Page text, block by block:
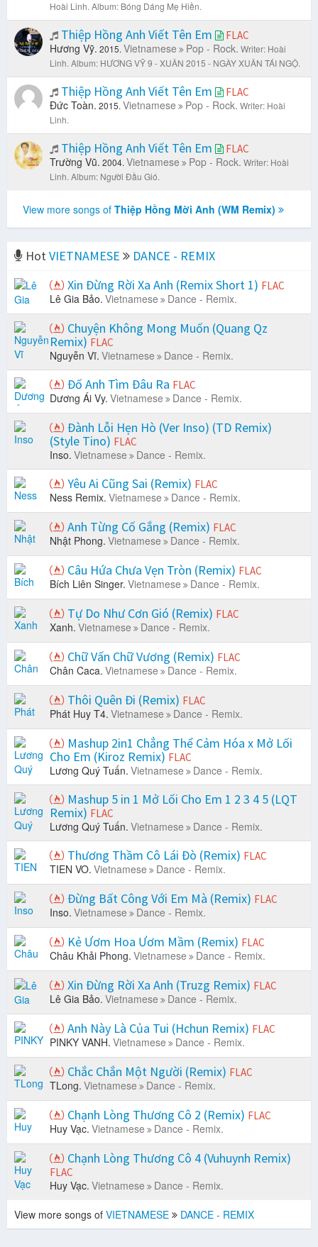
Hoài Linh. Album: Bóng Dáng Mẹ Hiền.
Thiệp Hồng Anh Viết Tên Em FLAC
Hương Vỹ. 2015. Vietnamese Pop - Rock. Writer: Hoài
Linh. Album: HƯƠNG VỸ 9 - XUÂN 2015 - NGÀY XUÂN TÁI NGỘ.
Thiệp Hồng Anh Viết Tên Em FLAC
Đức Toàn. 2015. Vietnamese Pop - Rock. Writer: Hoài
Linh.
Thiệp Hồng Anh Viết Tên Em FLAC
Trường Vũ. 2004. Vietnamese Pop - Rock. Writer: Hoài
Linh. Album: Người Đầu Gió.
View more songs of Thiệp Hồng Mời Anh (WM Remix)
HotVIETNAMESE
DANCE - REMIX
Xin Đừng Rời Xa Anh (Remix Short 1) FLAC
Lê Gia Bảo. Vietnamese Dance - Remix.
Chuyện Không Mong Muốn (Quang Qz
Remix) FLAC
Nguyễn Vĩ. Vietnamese Dance - Remix.
Đố Anh Tìm Đâu Ra FLAC
Dương Ái Vy. Vietnamese Dance - Remix.
Đành Lỗi Hẹn Hò (Ver Inso) (TD Remix)
(Style Tino) FLAC
Inso. Vietnamese Dance - Remix.
Yêu Ai Cũng Sai (Remix) FLAC
Ness Remix. Vietnamese Dance - Remix.
Anh Từng Cố Gắng (Remix) FLAC
Nhật Phong. Vietnamese Dance - Remix.
Câu Hứa Chưa Vẹn Tròn (Remix) FLAC
Bích Liên Singer. Vietnamese Dance - Remix.
Tự Do Như Cơn Gió (Remix) FLAC
Xanh. Vietnamese Dance - Remix.
Chữ Vấn Chữ Vương (Remix) FLAC
Chân Caca. Vietnamese Dance - Remix.
Thôi Quên Đi (Remix) FLAC
Phát Huy T4. Vietnamese Dance - Remix.
Mashup 2in1 Chẳng Thể Cảm Hóa x Mở Lối
Cho Em (Kiroz Remix) FLAC
Lương Quý Tuấn. Vietnamese Dance - Remix.
Mashup 5 in 1 Mở Lối Cho Em 1 2 3 4 5 (LQT
Remix) FLAC
Lương Quý Tuấn. Vietnamese Dance - Remix.
Thương Thầm Cô Lái Đò (Remix) FLAC
TIEN VO. Vietnamese Dance - Remix.
Đừng Bất Công Với Em Mà (Remix) FLAC
Inso. Vietnamese Dance - Remix.
Kẻ Ươm Hoa Ươm Mầm (Remix) FLAC
Châu Khải Phong. Vietnamese Dance - Remix.
Xin Đừng Rời Xa Anh (Truzg Remix) FLAC
Lê Gia Bảo. Vietnamese Dance - Remix.
Anh Này Là Của Tui (Hchun Remix) FLAC
PINKY VANH. Vietnamese Dance - Remix.
Chắc Chắn Một Người (Remix) FLAC
TLong. Vietnamese Dance - Remix.
Chạnh Lòng Thương Cô 2 (Remix) FLAC
Huy Vạc. Vietnamese Dance - Remix.
Chạnh Lòng Thương Cô 4 (Vuhuynh Remix)
FLAC
Huy Vạc. Vietnamese Dance - Remix.
View more songs of VIETNAMESE DANCE - REMIX